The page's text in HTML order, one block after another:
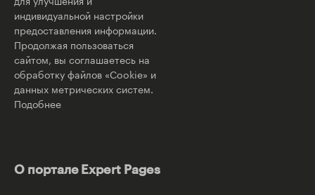
индивидуальной настройки
предоставления информации.
Продолжая пользоваться
сайтом, вы соглашаетесь на
обработку файлов «Cookie» и
данных метрических систем.
Подобнее
О портале Expert Pages